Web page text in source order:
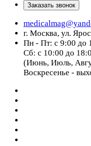
Заказать звонок
г. Москва, ул.
Пн - Пт: с 9:00 до
Сб: с 10:00 до
(Июнь, Июль,
Воскресенье -